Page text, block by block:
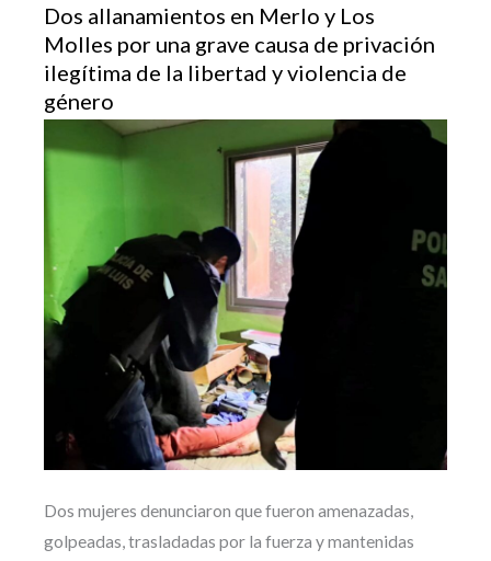
Dos allanamientos en Merlo y Los
Molles por una grave causa de privación
ilegítima de la libertad y violencia de
género
Dos mujeres denunciaron que fueron amenazadas,
golpeadas, trasladadas por la fuerza y mantenidas